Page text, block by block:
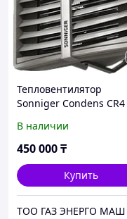
Тепловентилятор
Sonniger Condens CR4
В наличии
450 000₸
Купить
ТОО ГАЗ ЭНЕРГО МАШ